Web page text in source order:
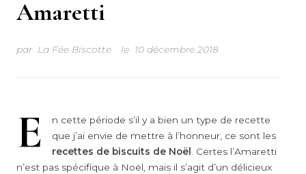
Amaretti
par La Fée Biscotte le 10 décembre 2018
E
n cette période s’il y a bien un type de recette
que j’ai envie de mettre à l’honneur, ce sont les
recettes de biscuits de Noël
. Certes l’Amaretti
n’est pas spécifique à Noël, mais il s’agit d’un délicieux